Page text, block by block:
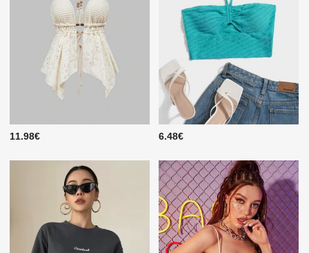
11.98€ 6.48€